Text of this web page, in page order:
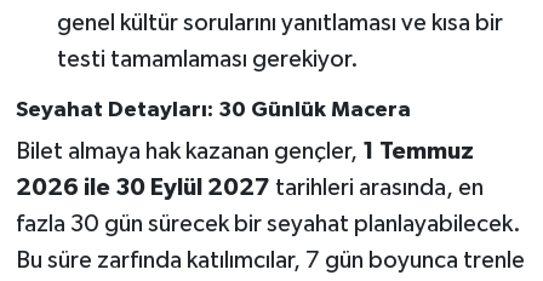
genel kültür sorularını yanıtlaması ve kısa bir
testi tamamlaması gerekiyor.
Seyahat Detayları: 30 Günlük Macera
Bilet almaya hak kazanan gençler, 1 Temmuz
2026 ile 30 Eylül 2027 tarihleri arasında, en
fazla 30 gün sürecek bir seyahat planlayabilecek.
Bu süre zarfında katılımcılar, 7 gün boyunca trenle